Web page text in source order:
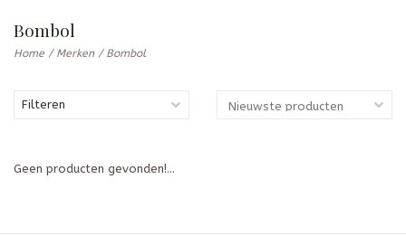
Bombol
Home / Merken/ Bombol
Filteren
Geen producten gevonden!...